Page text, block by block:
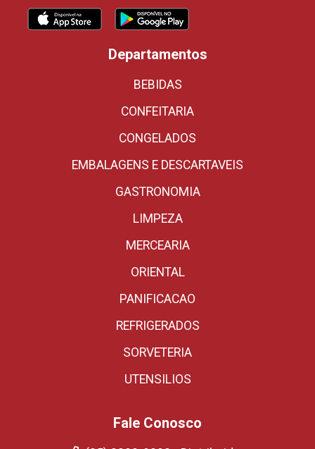
Departamentos
BEBIDAS
CONFEITARIA
CONGELADOS
EMBALAGENS E DESCARTAVEIS
GASTRONOMIA
LIMPEZA
MERCEARIA
ORIENTAL
PANIFICACAO
REFRIGERADOS
SORVETERIA
UTENSILIOS
Fale Conosco